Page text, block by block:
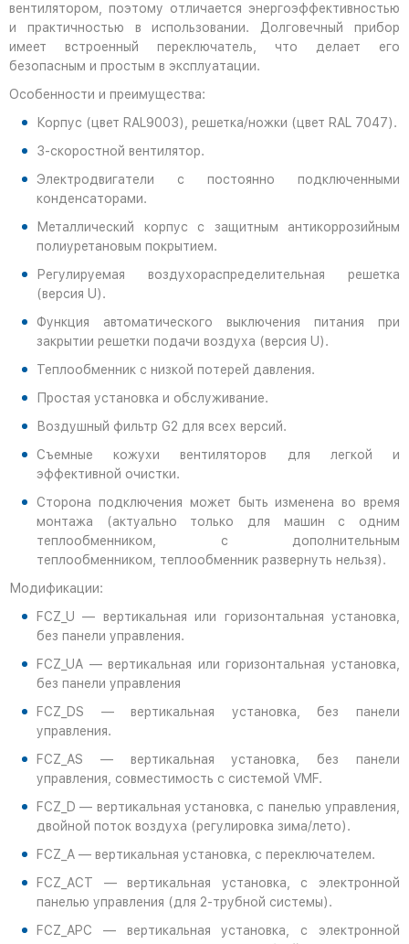
вентилятором, поэтому отличается энергоэффективностью
и практичностью в использовании. Долговечный прибор
имеет встроенный переключатель, что делает его
безопасным и простым в эксплуатации.
Особенности и преимущества:
Корпус (цвет RAL9003), решетка/ножки (цвет RAL 7047).
3-скоростной вентилятор.
Электродвигатели с постоянно подключенными
конденсаторами.
Металлический корпус с защитным антикоррозийным
полиуретановым покрытием.
Регулируемая воздухораспределительная решетка
(версия U).
Функция автоматического выключения питания при
закрытии решетки подачи воздуха (версия U).
Теплообменник с низкой потерей давления.
Простая установка и обслуживание.
Воздушный фильтр G2 для всех версий.
Съемные кожухи вентиляторов для легкой и
эффективной очистки.
Сторона подключения может быть изменена во время
монтажа (актуально только для машин с одним
теплообменником, с дополнительным
теплообменником, теплообменник развернуть нельзя).
Модификации:
FCZ_U — вертикальная или горизонтальная установка,
без панели управления.
FCZ_UA — вертикальная или горизонтальная установка,
без панели управления
FCZ_DS — вертикальная установка, без панели
управления.
FCZ_AS — вертикальная установка, без панели
управления, совместимость с системой VMF.
FCZ_D — вертикальная установка, с панелью управления,
двойной поток воздуха (регулировка зима/лето).
FCZ_A — вертикальная установка, с переключателем.
FCZ_ACT — вертикальная установка, с электронной
панелью управления (для 2-трубной системы).
FCZ_APC — вертикальная установка, с электронной